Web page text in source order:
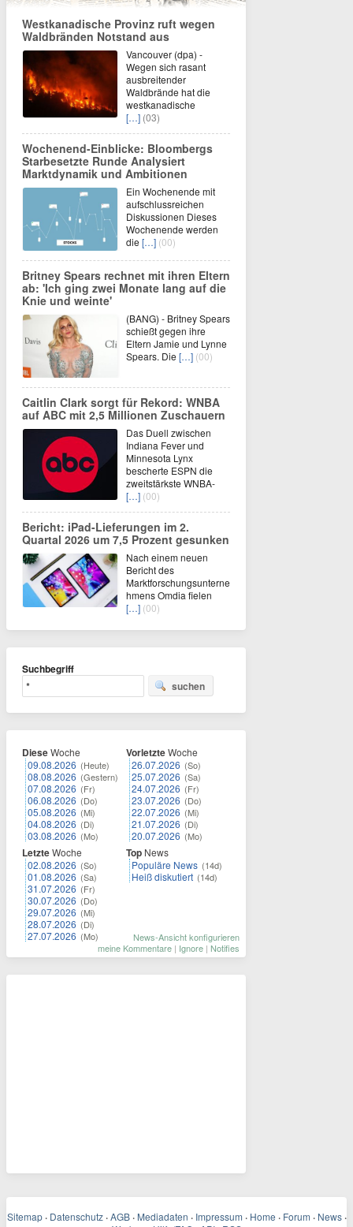
Westkanadische Provinz ruft wegen
Waldbränden Notstand aus
Vancouver (dpa) -
Wegen sich rasant
ausbreitender
Waldbrände hat die
westkanadische
[…] (03)
Wochenend-Einblicke: Bloombergs
Starbesetzte Runde Analysiert
Marktdynamik und Ambitionen
Ein Wochenende mit
aufschlussreichen
Diskussionen Dieses
Wochenende werden
die […] (00)
Britney Spears rechnet mit ihren Eltern
ab: 'Ich ging zwei Monate lang auf die
Knie und weinte'
(BANG) - Britney Spears
schießt gegen ihre
Eltern Jamie und Lynne
Spears. Die […] (00)
Caitlin Clark sorgt für Rekord: WNBA
auf ABC mit 2,5 Millionen Zuschauern
Das Duell zwischen
Indiana Fever und
Minnesota Lynx
bescherte ESPN die
zweitstärkste WNBA-
[…] (00)
Bericht: iPad-Lieferungen im 2.
Quartal 2026 um 7,5 Prozent gesunken
Nach einem neuen
Bericht des
Marktforschungsunterne
hmens Omdia fielen
[…] (00)
Suchbegriff
suchen
DieseWoche
09.08.2026 (Heute)
08.08.2026 (Gestern)
07.08.2026 (Fr)
06.08.2026 (Do)
05.08.2026 (Mi)
04.08.2026 (Di)
03.08.2026 (Mo)
LetzteWoche
02.08.2026 (So)
01.08.2026 (Sa)
31.07.2026 (Fr)
30.07.2026 (Do)
29.07.2026 (Mi)
28.07.2026 (Di)
27.07.2026 (Mo)
VorletzteWoche
26.07.2026 (So)
25.07.2026 (Sa)
24.07.2026 (Fr)
23.07.2026 (Do)
22.07.2026 (Mi)
21.07.2026 (Di)
20.07.2026 (Mo)
Top News
Populäre News (14d)
Heiß diskutiert (14d)
News-Ansicht konfigurieren
meine Kommentare | Ignore | Notifies
Sitemap · Datenschutz · AGB · Mediadaten · Impressum · Home · Forum · News ·